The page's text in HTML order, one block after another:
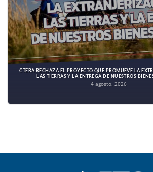
CTERA RECHAZA EL PROYECTO QUE PROMUEVE LA
LAS TIERRAS Y LA ENTREGA DE NUESTROS
4 agosto, 2026